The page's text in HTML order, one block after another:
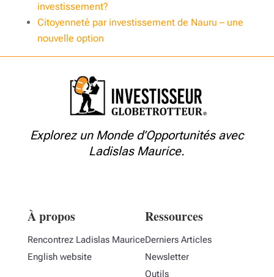
investissement?
Citoyenneté par investissement de Nauru – une
nouvelle option
Explorez un Monde d’Opportunités avec
Ladislas Maurice.
À propos
Rencontrez Ladislas Maurice
English website
Ressources
Derniers Articles
Newsletter
Outils